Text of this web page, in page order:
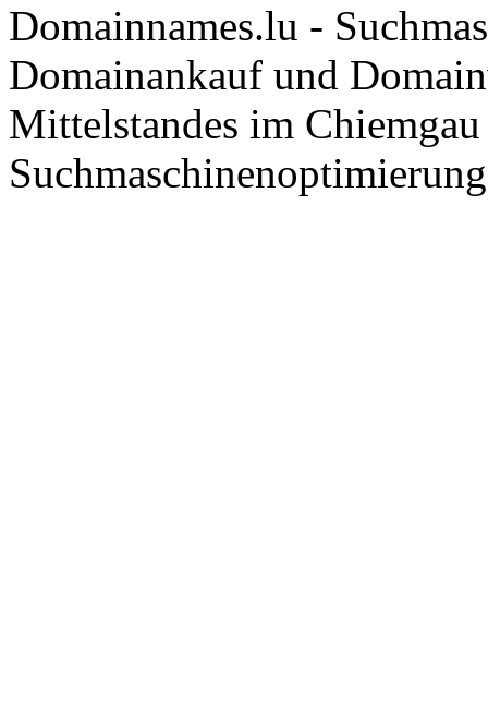
Domainnames.lu -
Domainankauf und
Mittelstandes im
Suchmaschinenoptimierung